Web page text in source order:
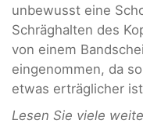
unbewusst eine
Schräghalten des
von einem
eingenommen, da
etwas erträglicher
Lesen Sie viele